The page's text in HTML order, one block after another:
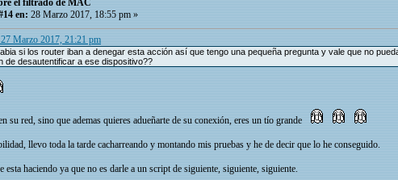
el filtrado de MAC
en:28 Marzo 2017, 18:55 pm »
Marzo 2017, 21:21 pm
si los router iban a denegar esta acción así que tengo una pequeña pregunta y vale que no
de desautentificar a ese dispositivo??
su red, sino que ademas quieres adueñarte de su conexión, eres un tío grande
llevo toda la tarde cacharreando y montando mis pruebas y he de decir que lo he conseguido.
esta haciendo ya que no es darle a un script de siguiente, siguiente, siguiente.